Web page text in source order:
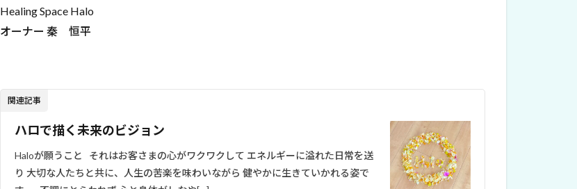
Healing Space Halo
オーナー 秦 恒平
関連記事
ハロで描く未来のビジョン
Haloが願うこと それはお客さまの心がワクワクして エネルギーに溢れた日常を送
り 大切な人たちと共に、人生の苦楽を味わいながら 健やかに生きていかれる姿で